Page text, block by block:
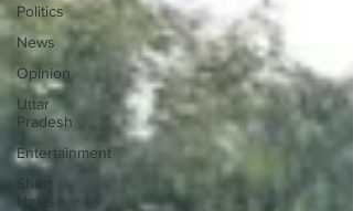
Politics
News
Opinion
Uttar
Pradesh
Entertainment
News